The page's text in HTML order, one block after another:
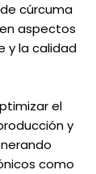
cúrcuma
aspectos
y la calidad
el
y
como